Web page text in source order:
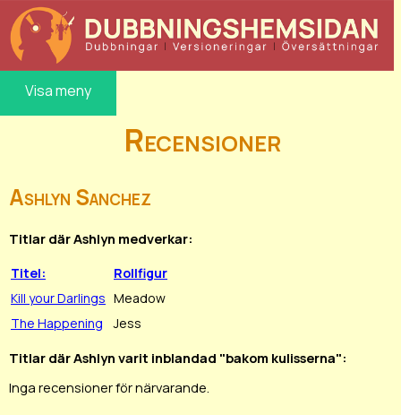
Visa meny
Recensioner
Ashlyn Sanchez
Titlar där Ashlyn medverkar:
Titel:
Rollfigur
Kill your Darlings Meadow
The Happening
Jess
Titlar där Ashlyn varit inblandad "bakom kulisserna":
Inga recensioner för närvarande.